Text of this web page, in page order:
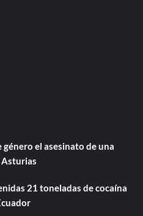
el asesinato de una
Asturias
21 toneladas de cocaína